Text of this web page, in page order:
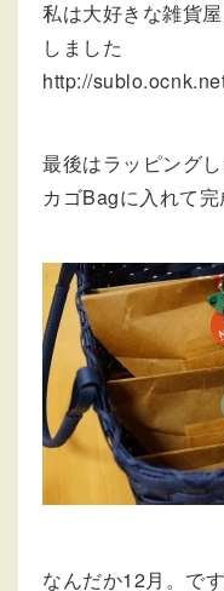
私は大好きな雑貨
しました
http://
最後はラッピング
カゴBagに入れて完
なんだか12月。で